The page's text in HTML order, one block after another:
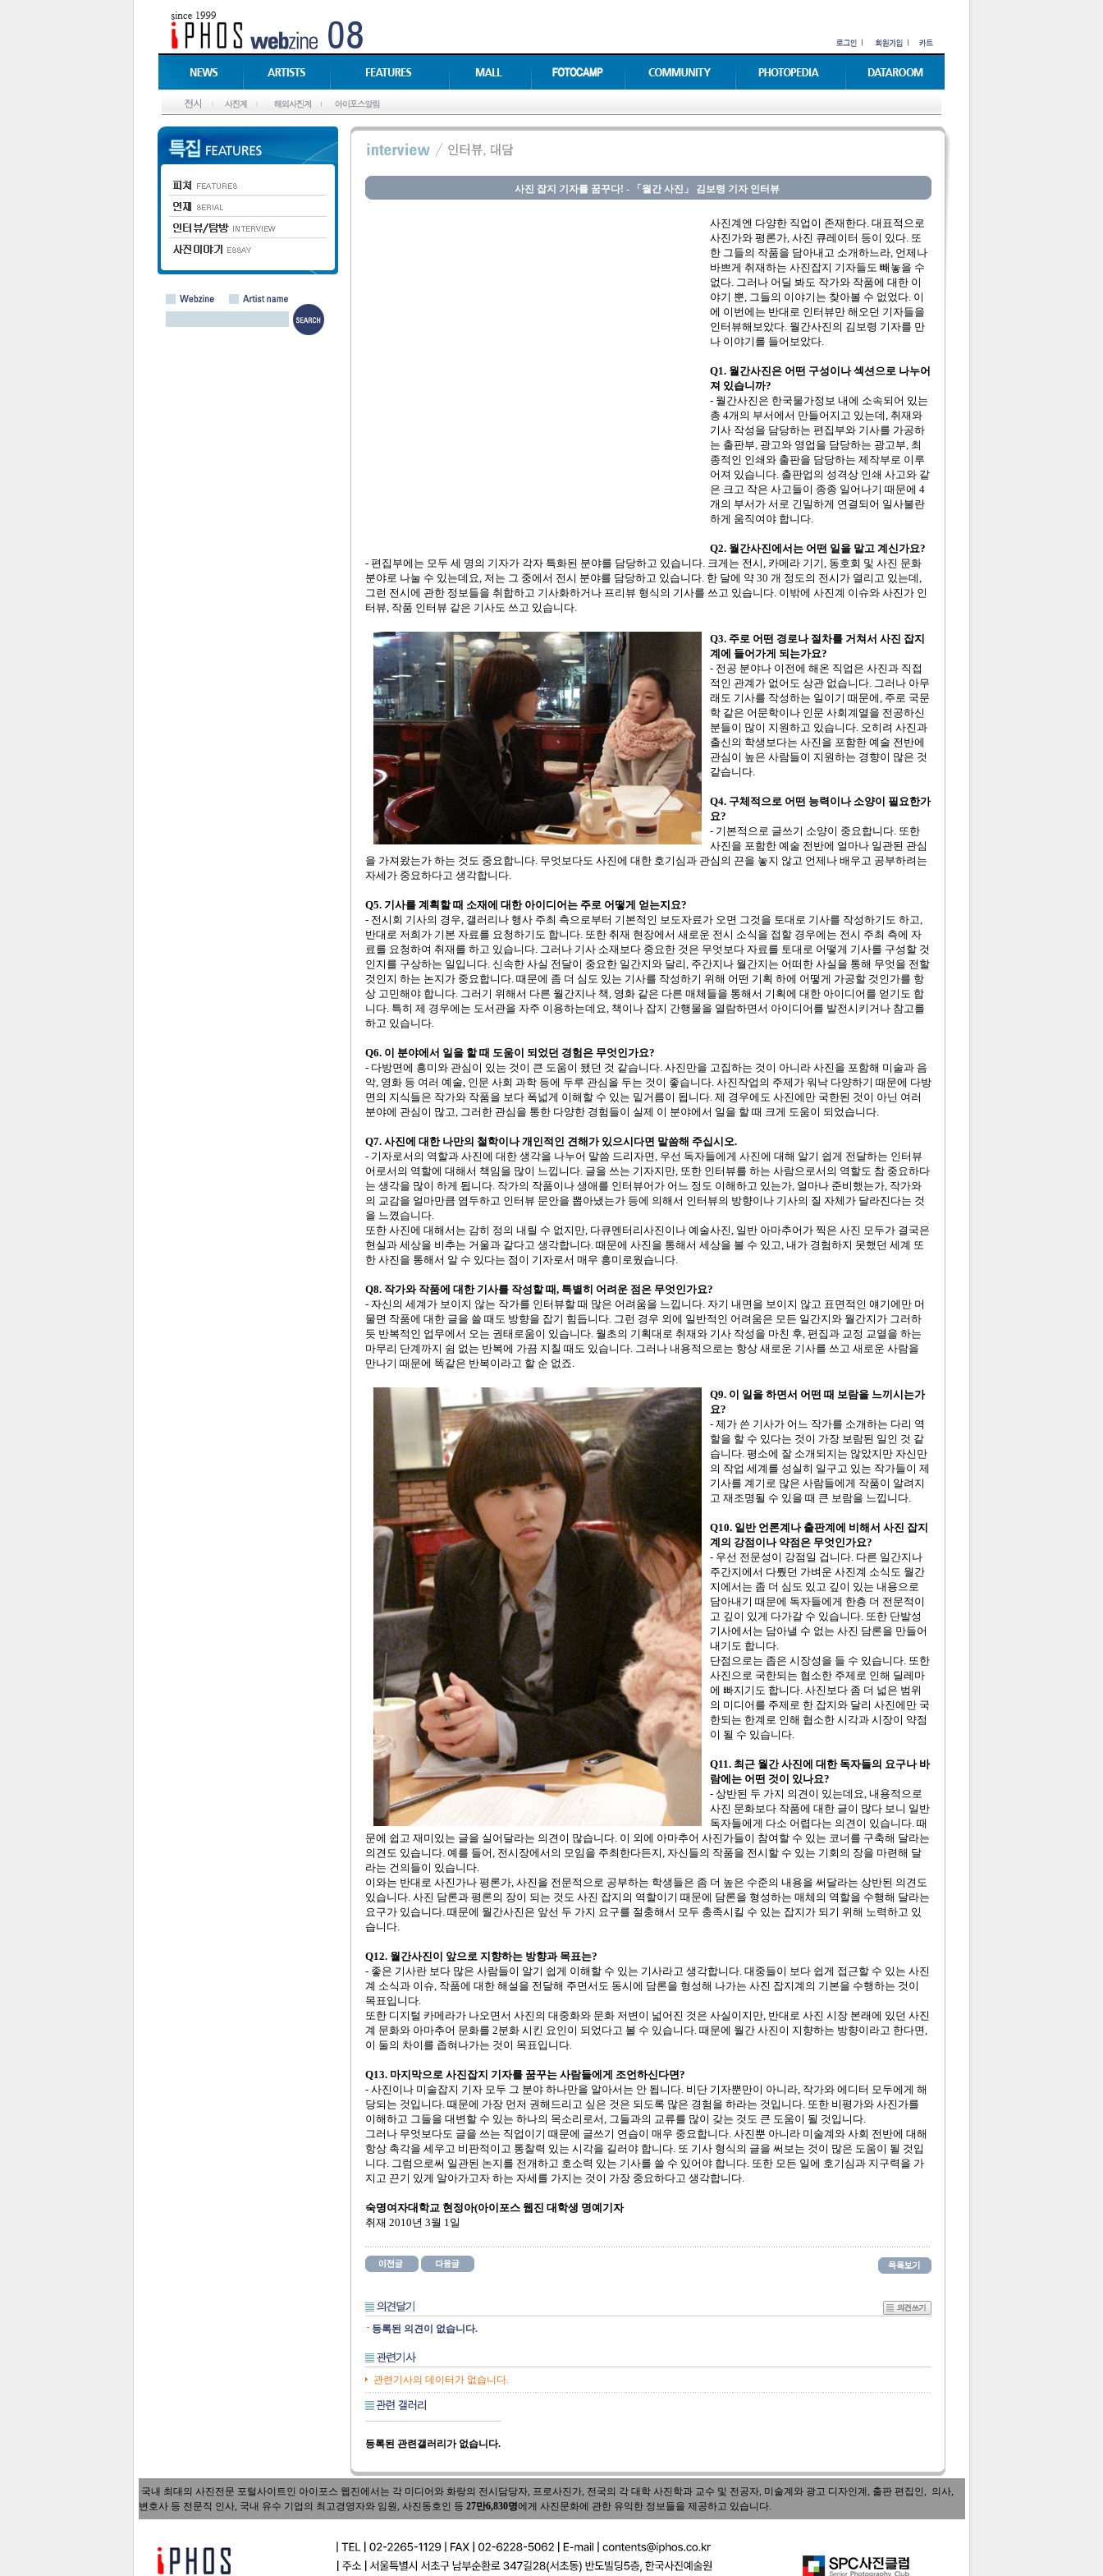
사진 잡지 기자를 꿈꾸다! - 「월간 사진」 김보령 기자 인터뷰
사진계엔 다양한 직업이 존재한다. 대표적으로
사진가와 평론가, 사진 큐레이터 등이 있다. 또
한 그들의 작품을 담아내고 소개하느라, 언제나
바쁘게 취재하는 사진잡지 기자들도 빼놓을 수
없다. 그러나 어딜 봐도 작가와 작품에 대한 이
야기 뿐, 그들의 이야기는 찾아볼 수 없었다. 이
에 이번에는 반대로 인터뷰만 해오던 기자들을
인터뷰해보았다. 월간사진의 김보령 기자를 만
나 이야기를 들어보았다.
Q1. 월간사진은 어떤 구성이나 섹션으로 나누어
져 있습니까?
- 월간사진은 한국물가정보 내에 소속되어 있는
총 4개의 부서에서 만들어지고 있는데, 취재와
기사 작성을 담당하는 편집부와 기사를 가공하
는 출판부, 광고와 영업을 담당하는 광고부, 최
종적인 인쇄와 출판을 담당하는 제작부로 이루
어져 있습니다. 출판업의 성격상 인쇄 사고와 같
은 크고 작은 사고들이 종종 일어나기 때문에 4
개의 부서가 서로 긴밀하게 연결되어 일사불란
하게 움직여야 합니다.
Q2. 월간사진에서는 어떤 일을 맡고 계신가요?
- 편집부에는 모두 세 명의 기자가 각자 특화된 분야를 담당하고 있습니다. 크게는 전시, 카메라 기기, 동호회 및 사진 문화
분야로 나눌 수 있는데요, 저는 그 중에서 전시 분야를 담당하고 있습니다. 한 달에 약 30 개 정도의 전시가 열리고 있는데,
그런 전시에 관한 정보들을 취합하고 기사화하거나 프리뷰 형식의 기사를 쓰고 있습니다. 이밖에 사진계 이슈와 사진가 인
터뷰, 작품 인터뷰 같은 기사도 쓰고 있습니다.
Q3. 주로 어떤 경로나 절차를 거쳐서 사진 잡지
계에 들어가게 되는가요?
- 전공 분야나 이전에 해온 직업은 사진과 직접
적인 관계가 없어도 상관 없습니다. 그러나 아무
래도 기사를 작성하는 일이기 때문에, 주로 국문
학 같은 어문학이나 인문 사회계열을 전공하신
분들이 많이 지원하고 있습니다. 오히려 사진과
출신의 학생보다는 사진을 포함한 예술 전반에
관심이 높은 사람들이 지원하는 경향이 많은 것
같습니다.
Q4. 구체적으로 어떤 능력이나 소양이 필요한가
요?
- 기본적으로 글쓰기 소양이 중요합니다. 또한
사진을 포함한 예술 전반에 얼마나 일관된 관심
을 가져왔는가 하는 것도 중요합니다. 무엇보다도 사진에 대한 호기심과 관심의 끈을 놓지 않고 언제나 배우고 공부하려는
자세가 중요하다고 생각합니다.
Q5. 기사를 계획할 때 소재에 대한 아이디어는 주로 어떻게 얻는지요?
- 전시회 기사의 경우, 갤러리나 행사 주최 측으로부터 기본적인 보도자료가 오면 그것을 토대로 기사를 작성하기도 하고,
반대로 저희가 기본 자료를 요청하기도 합니다. 또한 취재 현장에서 새로운 전시 소식을 접할 경우에는 전시 주최 측에 자
료를 요청하여 취재를 하고 있습니다. 그러나 기사 소재보다 중요한 것은 무엇보다 자료를 토대로 어떻게 기사를 구성할 것
인지를 구상하는 일입니다. 신속한 사실 전달이 중요한 일간지와 달리, 주간지나 월간지는 어떠한 사실을 통해 무엇을 전할
것인지 하는 논지가 중요합니다. 때문에 좀 더 심도 있는 기사를 작성하기 위해 어떤 기획 하에 어떻게 가공할 것인가를 항
상 고민해야 합니다. 그러기 위해서 다른 월간지나 책, 영화 같은 다른 매체들을 통해서 기획에 대한 아이디어를 얻기도 합
니다. 특히 제 경우에는 도서관을 자주 이용하는데요, 책이나 잡지 간행물을 열람하면서 아이디어를 발전시키거나 참고를
하고 있습니다.
Q6. 이 분야에서 일을 할 때 도움이 되었던 경험은 무엇인가요?
- 다방면에 흥미와 관심이 있는 것이 큰 도움이 됐던 것 같습니다. 사진만을 고집하는 것이 아니라 사진을 포함해 미술과 음
악, 영화 등 여러 예술, 인문 사회 과학 등에 두루 관심을 두는 것이 좋습니다. 사진작업의 주제가 워낙 다양하기 때문에 다방
면의 지식들은 작가와 작품을 보다 폭넓게 이해할 수 있는 밑거름이 됩니다. 제 경우에도 사진에만 국한된 것이 아닌 여러
분야에 관심이 많고, 그러한 관심을 통한 다양한 경험들이 실제 이 분야에서 일을 할 때 크게 도움이 되었습니다.
Q7. 사진에 대한 나만의 철학이나 개인적인 견해가 있으시다면 말씀해 주십시오.
- 기자로서의 역할과 사진에 대한 생각을 나누어 말씀 드리자면, 우선 독자들에게 사진에 대해 알기 쉽게 전달하는 인터뷰
어로서의 역할에 대해서 책임을 많이 느낍니다. 글을 쓰는 기자지만, 또한 인터뷰를 하는 사람으로서의 역할도 참 중요하다
는 생각을 많이 하게 됩니다. 작가의 작품이나 생애를 인터뷰어가 어느 정도 이해하고 있는가, 얼마나 준비했는가, 작가와
의 교감을 얼마만큼 염두하고 인터뷰 문안을 뽑아냈는가 등에 의해서 인터뷰의 방향이나 기사의 질 자체가 달라진다는 것
을 느꼈습니다.
또한 사진에 대해서는 감히 정의 내릴 수 없지만, 다큐멘터리사진이나 예술사진, 일반 아마추어가 찍은 사진 모두가 결국은
현실과 세상을 비추는 거울과 같다고 생각합니다. 때문에 사진을 통해서 세상을 볼 수 있고, 내가 경험하지 못했던 세계 또
한 사진을 통해서 알 수 있다는 점이 기자로서 매우 흥미로웠습니다.
Q8. 작가와 작품에 대한 기사를 작성할 때, 특별히 어려운 점은 무엇인가요?
- 자신의 세계가 보이지 않는 작가를 인터뷰할 때 많은 어려움을 느낍니다. 자기 내면을 보이지 않고 표면적인 얘기에만 머
물면 작품에 대한 글을 쓸 때도 방향을 잡기 힘듭니다. 그런 경우 외에 일반적인 어려움은 모든 일간지와 월간지가 그러하
듯 반복적인 업무에서 오는 권태로움이 있습니다. 월초의 기획대로 취재와 기사 작성을 마친 후, 편집과 교정 교열을 하는
마무리 단계까지 쉼 없는 반복에 가끔 지칠 때도 있습니다. 그러나 내용적으로는 항상 새로운 기사를 쓰고 새로운 사람을
만나기 때문에 똑같은 반복이라고 할 순 없죠.
Q9. 이 일을 하면서 어떤 때 보람을 느끼시는가
요?
- 제가 쓴 기사가 어느 작가를 소개하는 다리 역
할을 할 수 있다는 것이 가장 보람된 일인 것 같
습니다. 평소에 잘 소개되지는 않았지만 자신만
의 작업 세계를 성실히 일구고 있는 작가들이 제
기사를 계기로 많은 사람들에게 작품이 알려지
고 재조명될 수 있을 때 큰 보람을 느낍니다.
Q10. 일반 언론계나 출판계에 비해서 사진 잡지
계의 강점이나 약점은 무엇인가요?
- 우선 전문성이 강점일 겁니다. 다른 일간지나
주간지에서 다뤘던 가벼운 사진계 소식도 월간
지에서는 좀 더 심도 있고 깊이 있는 내용으로
담아내기 때문에 독자들에게 한층 더 전문적이
고 깊이 있게 다가갈 수 있습니다. 또한 단발성
기사에서는 담아낼 수 없는 사진 담론을 만들어
내기도 합니다.
단점으로는 좁은 시장성을 들 수 있습니다. 또한
사진으로 국한되는 협소한 주제로 인해 딜레마
에 빠지기도 합니다. 사진보다 좀 더 넓은 범위
의 미디어를 주제로 한 잡지와 달리 사진에만 국
한되는 한계로 인해 협소한 시각과 시장이 약점
이 될 수 있습니다.
Q11. 최근 월간 사진에 대한 독자들의 요구나 바
람에는 어떤 것이 있나요?
- 상반된 두 가지 의견이 있는데요, 내용적으로
사진 문화보다 작품에 대한 글이 많다 보니 일반
독자들에게 다소 어렵다는 의견이 있습니다. 때
문에 쉽고 재미있는 글을 실어달라는 의견이 많습니다. 이 외에 아마추어 사진가들이 참여할 수 있는 코너를 구축해 달라는
의견도 있습니다. 예를 들어, 전시장에서의 모임을 주최한다든지, 자신들의 작품을 전시할 수 있는 기회의 장을 마련해 달
라는 건의들이 있습니다.
이와는 반대로 사진가나 평론가, 사진을 전문적으로 공부하는 학생들은 좀 더 높은 수준의 내용을 써달라는 상반된 의견도
있습니다. 사진 담론과 평론의 장이 되는 것도 사진 잡지의 역할이기 때문에 담론을 형성하는 매체의 역할을 수행해 달라는
요구가 있습니다. 때문에 월간사진은 앞선 두 가지 요구를 절충해서 모두 충족시킬 수 있는 잡지가 되기 위해 노력하고 있
습니다.
Q12. 월간사진이 앞으로 지향하는 방향과 목표는?
- 좋은 기사란 보다 많은 사람들이 알기 쉽게 이해할 수 있는 기사라고 생각합니다. 대중들이 보다 쉽게 접근할 수 있는 사진
계 소식과 이슈, 작품에 대한 해설을 전달해 주면서도 동시에 담론을 형성해 나가는 사진 잡지계의 기본을 수행하는 것이
목표입니다.
또한 디지털 카메라가 나오면서 사진의 대중화와 문화 저변이 넓어진 것은 사실이지만, 반대로 사진 시장 본래에 있던 사진
계 문화와 아마추어 문화를 2분화 시킨 요인이 되었다고 볼 수 있습니다. 때문에 월간 사진이 지향하는 방향이라고 한다면,
이 둘의 차이를 좁혀나가는 것이 목표입니다.
Q13. 마지막으로 사진잡지 기자를 꿈꾸는 사람들에게 조언하신다면?
- 사진이나 미술잡지 기자 모두 그 분야 하나만을 알아서는 안 됩니다. 비단 기자뿐만이 아니라, 작가와 에디터 모두에게 해
당되는 것입니다. 때문에 가장 먼저 권해드리고 싶은 것은 되도록 많은 경험을 하라는 것입니다. 또한 비평가와 사진가를
이해하고 그들을 대변할 수 있는 하나의 목소리로서, 그들과의 교류를 많이 갖는 것도 큰 도움이 될 것입니다.
그러나 무엇보다도 글을 쓰는 직업이기 때문에 글쓰기 연습이 매우 중요합니다. 사진뿐 아니라 미술계와 사회 전반에 대해
항상 촉각을 세우고 비판적이고 통찰력 있는 시각을 길러야 합니다. 또 기사 형식의 글을 써보는 것이 많은 도움이 될 것입
니다. 그럼으로써 일관된 논지를 전개하고 호소력 있는 기사를 쓸 수 있어야 합니다. 또한 모든 일에 호기심과 지구력을 가
지고 끈기 있게 알아가고자 하는 자세를 가지는 것이 가장 중요하다고 생각합니다.
숙명여자대학교 현정아(아이포스 웹진 대학생 명예기자
취재 2010년 3월 1일
등록된 의견이 없습니다.
관련기사의 데이터가 없습니다.
등록된 관련갤러리가 없습니다.
국내 최대의 사진전문 포털사이트인 아이포스 웹진에서는 각 미디어와 화랑의 전시담당자, 프로사진가, 전국의 각 대학 사진학과 교수 및 전공자, 미술계와 광고 디자인계, 출판 편집인, 의사,
변호사 등 전문직 인사, 국내 유수 기업의 최고경영자와 임원, 사진동호인 등 27만6,830명에게 사진문화에 관한 유익한 정보들을 제공하고 있습니다.